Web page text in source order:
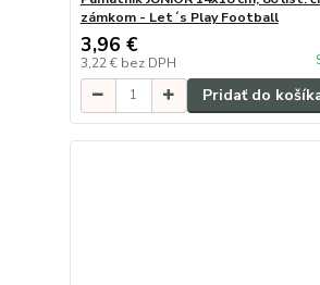
zámkom - Let´s Play Football
3,96 €
3,22 € bez DPH
Pridať do